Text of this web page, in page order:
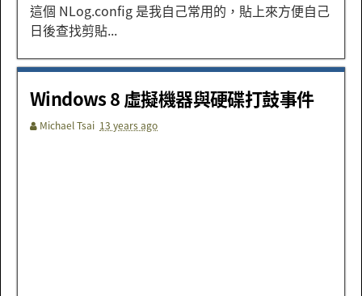
這個 NLog.config 是我自己常用的，貼上來方便自己
日後查找剪貼...
Windows 8 虛擬機器與硬碟打鼓事件
Michael Tsai 13 years ago